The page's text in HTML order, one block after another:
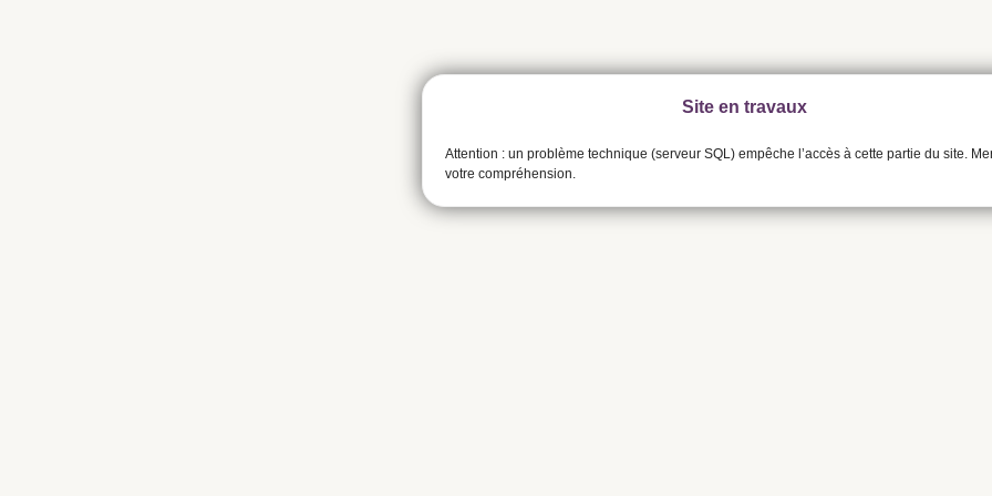
Site en travaux
Attention : un problème technique (serveur SQL) empêche l’accès à cette partie du site.
votre compréhension.